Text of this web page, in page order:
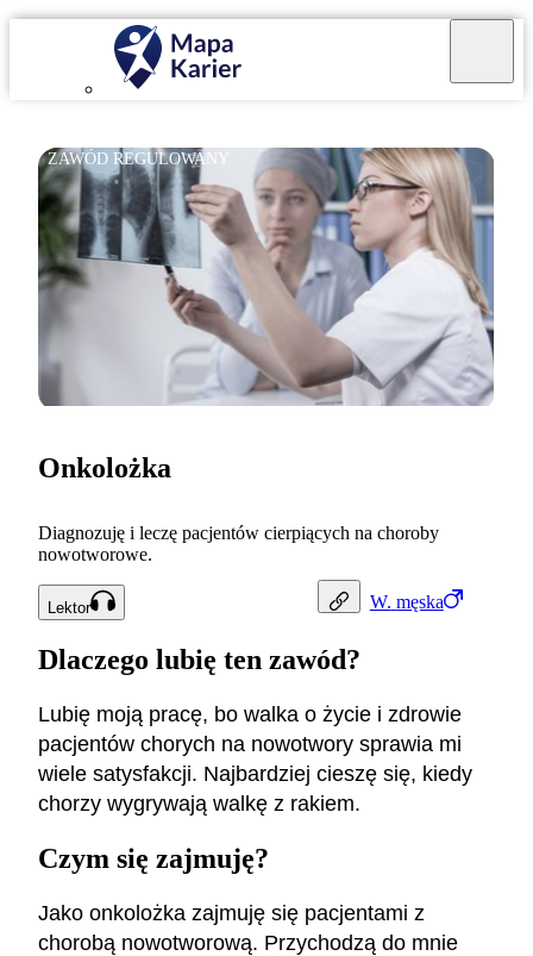
ZAWÓD REGULOWANY
W. męska
Onkolożka
Diagnozuję i leczę pacjentów cierpiących na choroby
nowotworowe.
Lektor
Dlaczego lubię ten zawód?
Lubię moją pracę, bo walka o życie i zdrowie
pacjentów chorych na nowotwory sprawia mi
wiele satysfakcji. Najbardziej cieszę się, kiedy
chorzy wygrywają walkę z rakiem.
Czym się zajmuję?
Jako onkolożka zajmuję się pacjentami z
chorobą nowotworową. Przychodzą do mnie